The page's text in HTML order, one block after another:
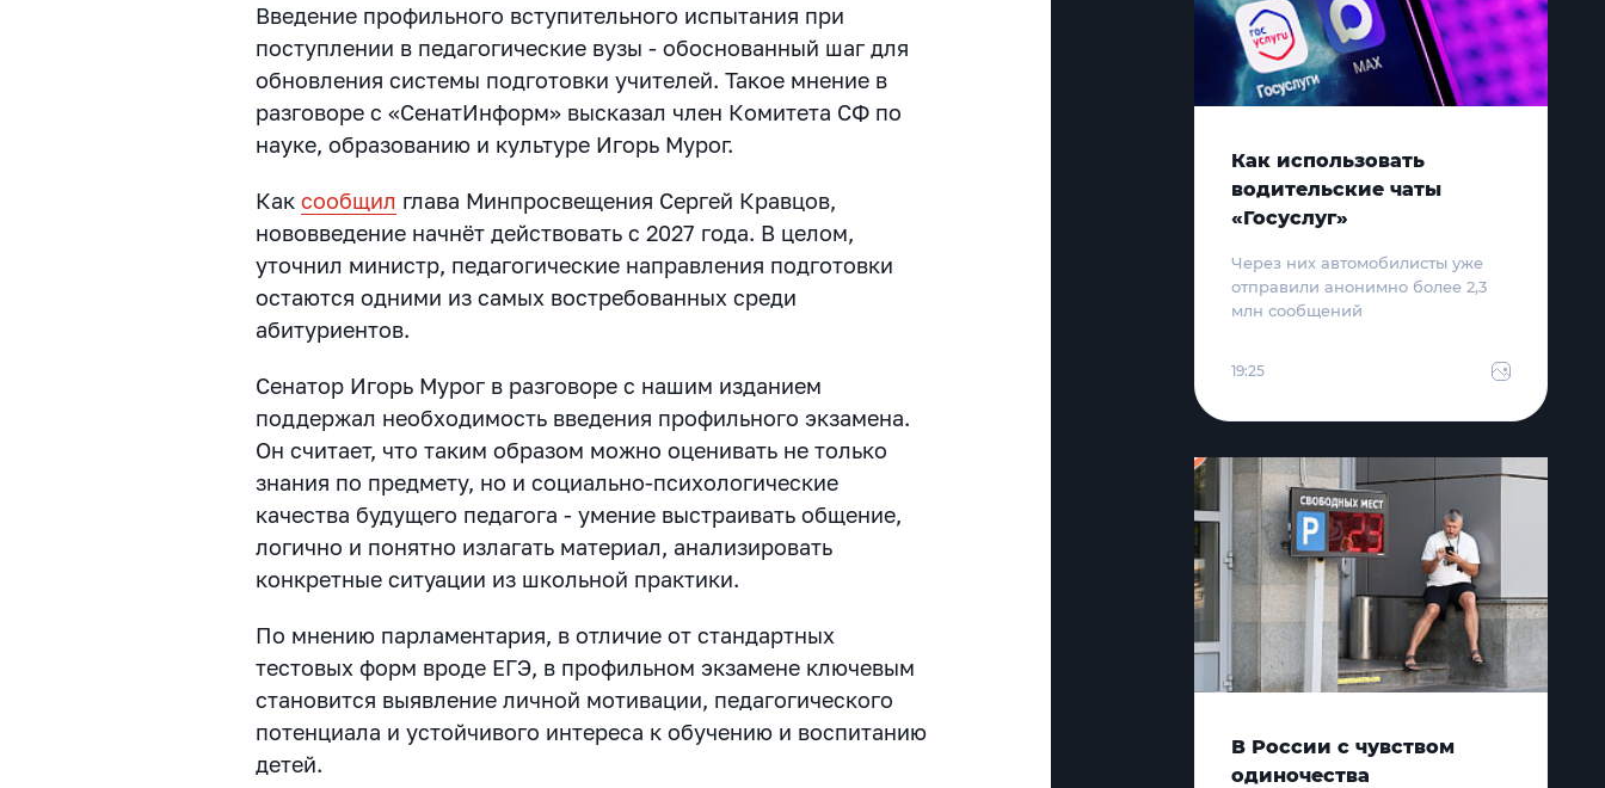
Введение профильного вступительного испытания при
поступлении в педагогические вузы - обоснованный шаг для
обновления системы подготовки учителей. Такое мнение в
разговоре с «СенатИнформ» высказал член Комитета СФ по
науке, образованию и культуре Игорь Мурог.
Каксообщил глава Минпросвещения Сергей Кравцов,
нововведение начнёт действовать с 2027 года. В целом,
уточнил министр, педагогические направления подготовки
остаются одними из самых востребованных среди
абитуриентов.
Сенатор Игорь Мурог в разговоре с нашим изданием
поддержал необходимость введения профильного экзамена.
Он считает, что таким образом можно оценивать не только
знания по предмету, но и социально‑психологические
качества будущего педагога - умение выстраивать общение,
логично и понятно излагать материал, анализировать
конкретные ситуации из школьной практики.
По мнению парламентария, в отличие от стандартных
тестовых форм вроде ЕГЭ, в профильном экзамене ключевым
становится выявление личной мотивации, педагогического
потенциала и устойчивого интереса к обучению и воспитанию
детей.
Как использовать
водительские чаты
«Госуслуг»
Через них автомобилисты уже
отправили анонимно более 2,3
млн сообщений
19:25
В России с чувством
одиночества